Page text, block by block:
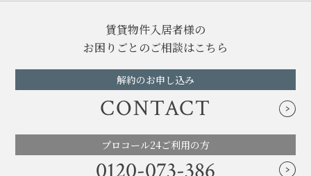
賃貸物件入居者様の
お困りごとのご相談はこちら
解約のお申し込み
CONTACT
プロコール24ご利用の方